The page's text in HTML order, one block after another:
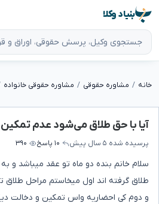
بنیاد وکلا
خانه مشاوره حقوقی مشاوره حقوقی خانواده
آیا با حق طلاق می‌شود عدم تمکین
پرسیده شده ۵ سال پیش ۱۰ پاسخ ۳۹۰
سلام خانم بنده دو ماه تو عقد میباشد و
طلاق گرفته اند اول میخاستم مراحل طلاق
و دوم کی احضاریه واس تمکین و دخالت